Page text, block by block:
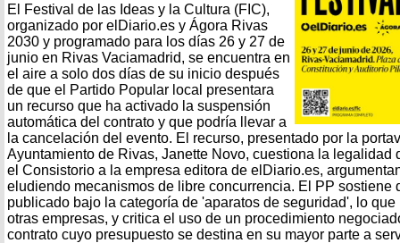
El Festival de las Ideas y la Cultura (FIC),
organizado por elDiario.es y Ágora Rivas
2030 y programado para los días 26 y 27 de
junio en Rivas Vaciamadrid, se encuentra en
el aire a solo dos días de su inicio después
de que el Partido Popular local presentara
un recurso que ha activado la suspensión
automática del contrato y que podría llevar a
la cancelación del evento. El recurso, presentado por la
Ayuntamiento de Rivas, Janette Novo, cuestiona la legalidad
el Consistorio a la empresa editora de elDiario.es,
eludiendo mecanismos de libre concurrencia. El PP sostiene
publicado bajo la categoría de 'aparatos de seguridad', lo
otras empresas, y critica el uso de un procedimiento
contrato cuyo presupuesto se destina en su mayor parte a